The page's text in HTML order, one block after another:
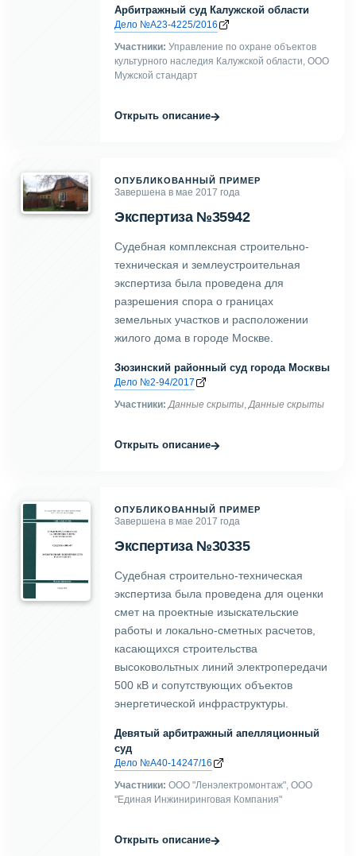
Арбитражный суд Калужской области
Дело №А23-4225/2016
Участники: Управление по охране объектов
культурного наследия Калужской области, ООО
Мужской стандарт
Открыть описание→
ОПУБЛИКОВАННЫЙ ПРИМЕР
Завершена в мае 2017 года
Экспертиза №35942
Судебная комплексная строительно-
техническая и землеустроительная
экспертиза была проведена для
разрешения спора о границах
земельных участков и расположении
жилого дома в городе Москве.
Зюзинский районный суд города Москвы
Дело №2-94/2017
Участники: Данные скрыты Данные скрыты
Открыть описание→
ОПУБЛИКОВАННЫЙ ПРИМЕР
Завершена в мае 2017 года
Экспертиза №30335
Судебная строительно-техническая
экспертиза была проведена для оценки
смет на проектные изыскательские
работы и локально-сметных расчетов,
касающихся строительства
высоковольтных линий электропередачи
500 кВ и сопутствующих объектов
энергетической инфраструктуры.
Девятый арбитражный апелляционный
суд
Дело №А40-14247/16
Участники: ООО "Ленэлектромонтаж", ООО
"Единая Инжиниринговая Компания"
Открыть описание→